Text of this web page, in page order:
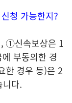
청 가능한지?
, ①신속보상은 1
부동의한 경
한 경우 등)은 2
다.